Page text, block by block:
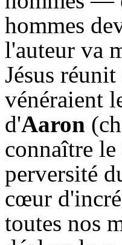
hommes
l'auteur va
Jésus
vénéraient
d'Aaron
connaître
perversité
cœur
toutes nos